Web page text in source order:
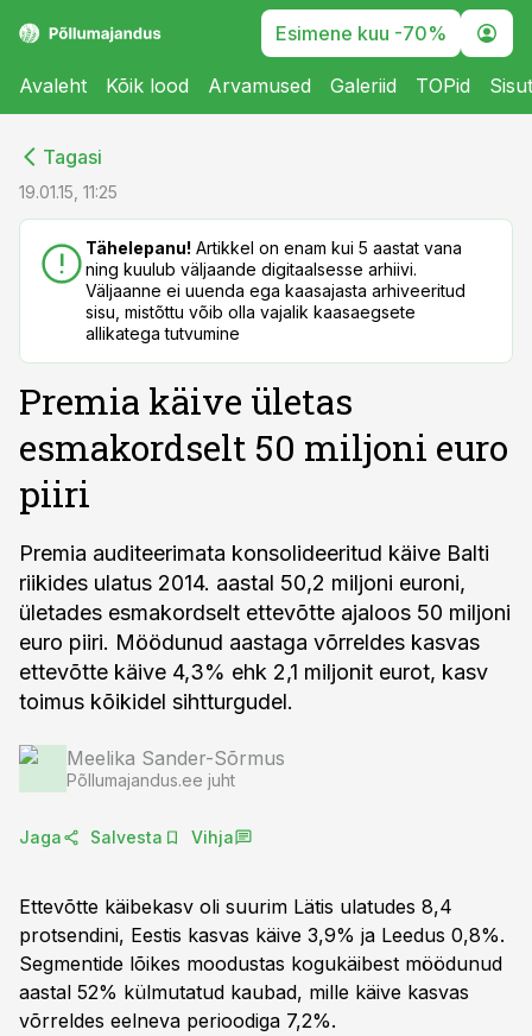
Esimene kuu -70%
Avaleht Kõik lood Arvamused Galeriid TOPid
Tagasi
19.01.15, 11:25
Tähelepanu! Artikkel on enam kui 5 aastat vana
ning kuulub väljaande digitaalsesse arhiivi.
Väljaanne ei uuenda ega kaasajasta arhiveeritud
sisu, mistõttu võib olla vajalik kaasaegsete
allikatega tutvumine
Premia käive ületas
esmakordselt 50 miljoni euro
piiri
Premia auditeerimata konsolideeritud käive Balti
riikides ulatus 2014. aastal 50,2 miljoni euroni,
ületades esmakordselt ettevõtte ajaloos 50 miljoni
euro piiri. Möödunud aastaga võrreldes kasvas
ettevõtte käive 4,3% ehk 2,1 miljonit eurot, kasv
toimus kõikidel sihtturgudel.
Meelika Sander-Sõrmus
Põllumajandus.ee juht
Jaga Salvesta Vihja
Ettevõtte käibekasv oli suurim Lätis ulatudes 8,4
protsendini, Eestis kasvas käive 3,9% ja Leedus 0,8%.
Segmentide lõikes moodustas kogukäibest möödunud
aastal 52% külmutatud kaubad, mille käive kasvas
võrreldes eelneva perioodiga 7,2%.